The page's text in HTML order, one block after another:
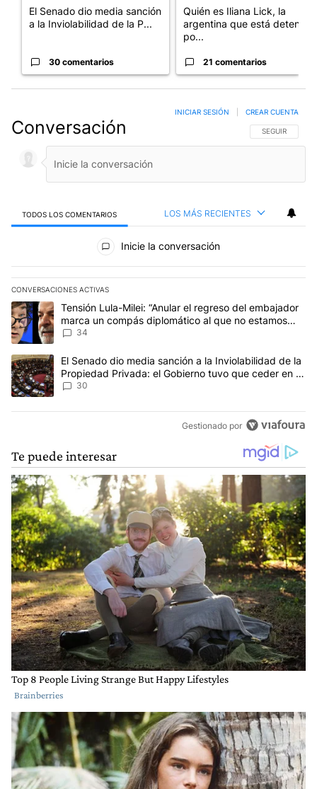
El Senado dio media sanción
a la Inviolabilidad de la P...
30 comentarios
Quién es Iliana Lick, la
argentina que está detenida
po...
21 comentarios
Conversación SIGA ESTA
SEGUIR
INICIAR SESIÓN CREAR CUENTA
TODOS LOS COMENTARIOS LOS MÁS RECIENTES
Todos los comentarios
Inicie la conversación
CONVERSACIONES ACTIVAS
Este listado muestra los artículos con más comentarios en los
Un artículo de tendencia con el título "Tensión Lula-Milei:
Tensión Lula-Milei: “Anular el regreso del embajador
marca un compás diplomático al que no estamos
acostumbrados"
34
Un artículo de tendencia con el título "El Senado dio media
El Senado dio media sanción a la Inviolabilidad de la
Propiedad Privada: el Gobierno tuvo que ceder en la
Ley del Manejo del Fuego
30
Gestionado por